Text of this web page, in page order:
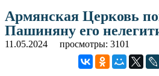
Армянская Церковь
Пашиняну его
11.05.2024 просмотры: 3101